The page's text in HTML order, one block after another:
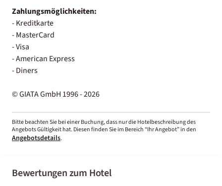
Zahlungsmöglichkeiten:
- Kreditkarte
- MasterCard
- Visa
- American Express
- Diners
© GIATA GmbH 1996 - 2026
Bitte beachten Sie bei einer Buchung, dass nur die Hotelbeschreibung des
Angebots Gültigkeit hat. Diesen finden Sie im Bereich “Ihr Angebot” in den
Angebotsdetails.
Bewertungen zum Hotel